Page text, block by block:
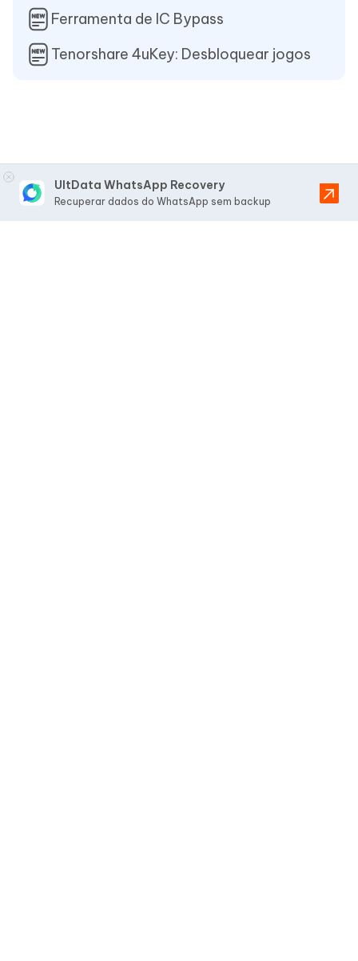
Ferramenta de IC Bypass
Tenorshare 4uKey: Desbloquear jogos
UltData WhatsApp Recovery
Recuperar dados do WhatsApp sem backup